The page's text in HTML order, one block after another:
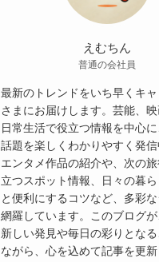
えむちん
普通の会社員
最新のトレンドをいち早くキ
さまにお届けします。芸能、映
日常生活で役立つ情報を中心
話題を楽しくわかりやすく発
エンタメ作品の紹介や、次の
立つスポット情報、日々の暮
と便利にするコツなど、多彩
網羅しています。このブログ
新しい発見や毎日の彩りとな
ながら、心を込めて記事を更新